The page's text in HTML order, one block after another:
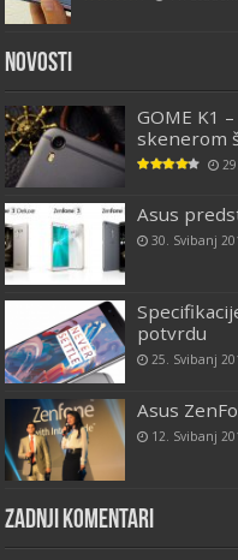
Novosti
GOME K1
skenerom
Asus
30. Svibanj
potvrdu
25. Svibanj
Asus
12. Svibanj
Zadnji komentari